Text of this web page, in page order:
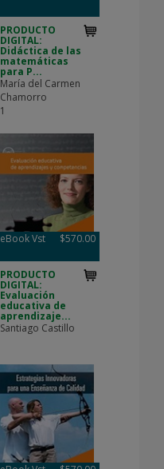
PRODUCTO
DIGITAL:
Didáctica de las
matemáticas
para P...
María del Carmen
Chamorro
1
eBook Vst $570.00
PRODUCTO
DIGITAL:
Evaluación
educativa de
aprendizaje...
Santiago Castillo